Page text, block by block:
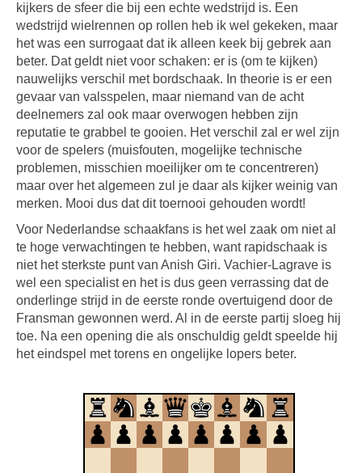
kijkers de sfeer die bij een echte wedstrijd is. Een
wedstrijd wielrennen op rollen heb ik wel gekeken, maar
het was een surrogaat dat ik alleen keek bij gebrek aan
beter. Dat geldt niet voor schaken: er is (om te kijken)
nauwelijks verschil met bordschaak. In theorie is er een
gevaar van valsspelen, maar niemand van de acht
deelnemers zal ook maar overwogen hebben zijn
reputatie te grabbel te gooien. Het verschil zal er wel zijn
voor de spelers (muisfouten, mogelijke technische
problemen, misschien moeilijker om te concentreren)
maar over het algemeen zul je daar als kijker weinig van
merken. Mooi dus dat dit toernooi gehouden wordt!
Voor Nederlandse schaakfans is het wel zaak om niet al
te hoge verwachtingen te hebben, want rapidschaak is
niet het sterkste punt van Anish Giri. Vachier-Lagrave is
wel een specialist en het is dus geen verrassing dat de
onderlinge strijd in de eerste ronde overtuigend door de
Fransman gewonnen werd. Al in de eerste partij sloeg hij
toe. Na een opening die als onschuldig geldt speelde hij
het eindspel met torens en ongelijke lopers beter.